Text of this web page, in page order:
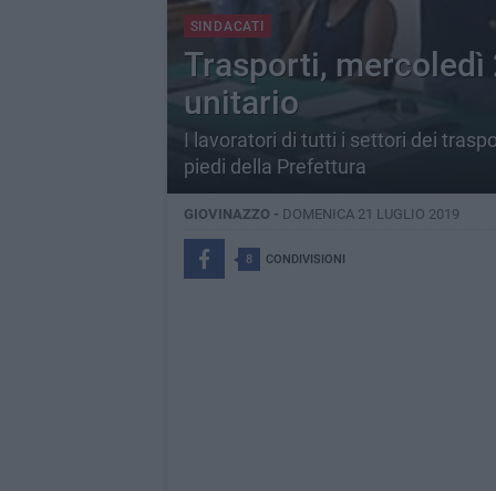
SINDACATI
Trasporti,
unitario
I lavoratori di tutti i settori dei
piedi della Prefettura
GIOVINAZZO - DOMENICA 21 LUGLIO 2019
8 CONDIVISIONI